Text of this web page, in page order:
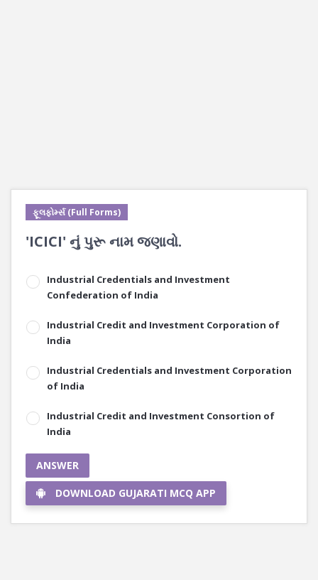
ફૂલફોર્મ્સ (Full Forms)
'ICICI' નું પુરૂ નામ જણાવો.
Industrial Credentials and Investment
Confederation of India
Industrial Credit and Investment Corporation of
India
Industrial Credentials and Investment Corporation
of India
Industrial Credit and Investment Consortion of
India
ANSWER
DOWNLOAD GUJARATI MCQ APP